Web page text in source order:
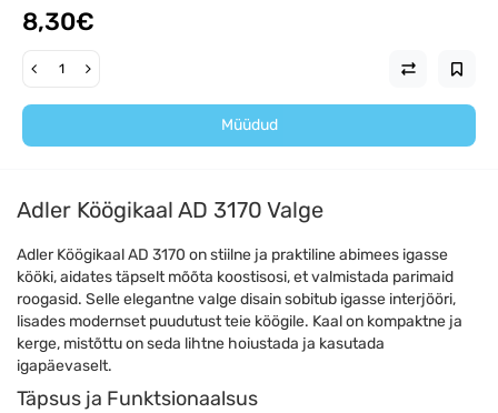
8,30€
Müüdud
Adler Köögikaal AD 3170 Valge
Adler Köögikaal AD 3170 on stiilne ja praktiline abimees igasse
kööki, aidates täpselt mõõta koostisosi, et valmistada parimaid
roogasid. Selle elegantne valge disain sobitub igasse interjööri,
lisades modernset puudutust teie köögile. Kaal on kompaktne ja
kerge, mistõttu on seda lihtne hoiustada ja kasutada
igapäevaselt.
Täpsus ja Funktsionaalsus